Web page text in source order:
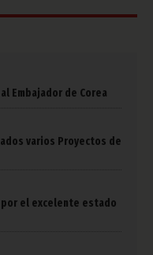
Embajador de Corea
varios Proyectos de
el excelente estado